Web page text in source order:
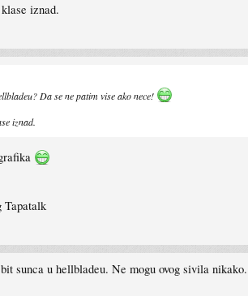
iznad.
Da se ne patim vise ako nece!
iznad.
Tapatalk
sunca u hellbladeu. Ne mogu ovog sivila nikako.